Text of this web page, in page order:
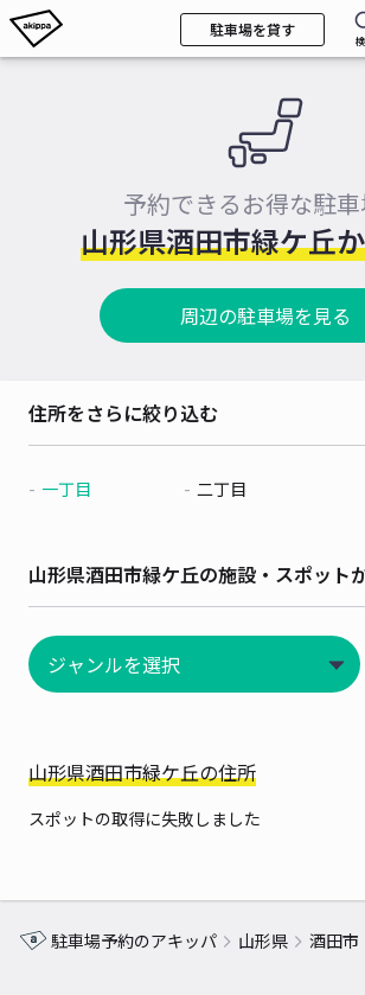
駐車場を貸す
予約できるお得な駐
山形県酒田市緑ケ丘
周辺の駐車場を見る
住所をさらに絞り込む
一丁目 二丁目
山形県酒田市緑ケ丘の施設・スポット
山形県酒田市緑ケ丘の住所
スポットの取得に失敗しました
駐車場予約のアキッパ 山形県 酒田市